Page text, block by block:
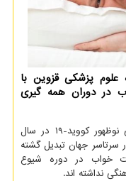
علوم پزشکی قزوین با
در دوران همه گیری
بیماری نوظهور کووید-۱۹ در سال
سرتاسر جهان تبدیل گشته
خواب در دوره شیوع